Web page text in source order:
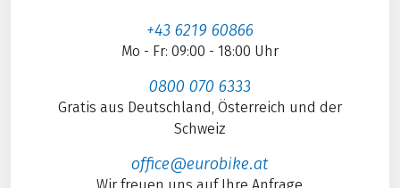
+43 6219 60866
Mo - Fr: 09:00 - 18:00 Uhr
0800 070 6333
Gratis aus Deutschland, Österreich und der
Schweiz
office@eurobike.at